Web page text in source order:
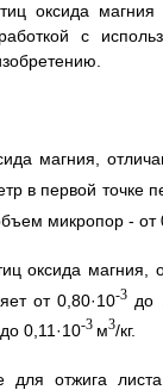
оксида
с
магния,
в первой точке
микропор - от
оксида
от 0,80·10-3 до
0,11·10-3 м3/кг.
отжига листа